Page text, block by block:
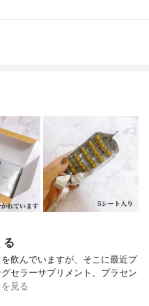
る
飲んでいますが、そこに最近プ
セラーサプリメント、プラセン
見る